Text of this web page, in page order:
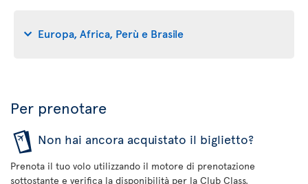
Europa, Africa, Perù e Brasile
Per prenotare
Non hai ancora acquistato il biglietto?
Prenota il tuo volo utilizzando il motore di prenotazione
sottostante e verifica la disponibilità per la Club Class.